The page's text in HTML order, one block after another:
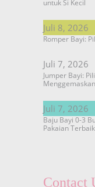
untuk Si Kecil
Juli 8, 2026
Romper Bayi:
Juli 7, 2026
Jumper Bayi:
Juli 7, 2026
Baju Bayi 0-3
Pakaian
Contact